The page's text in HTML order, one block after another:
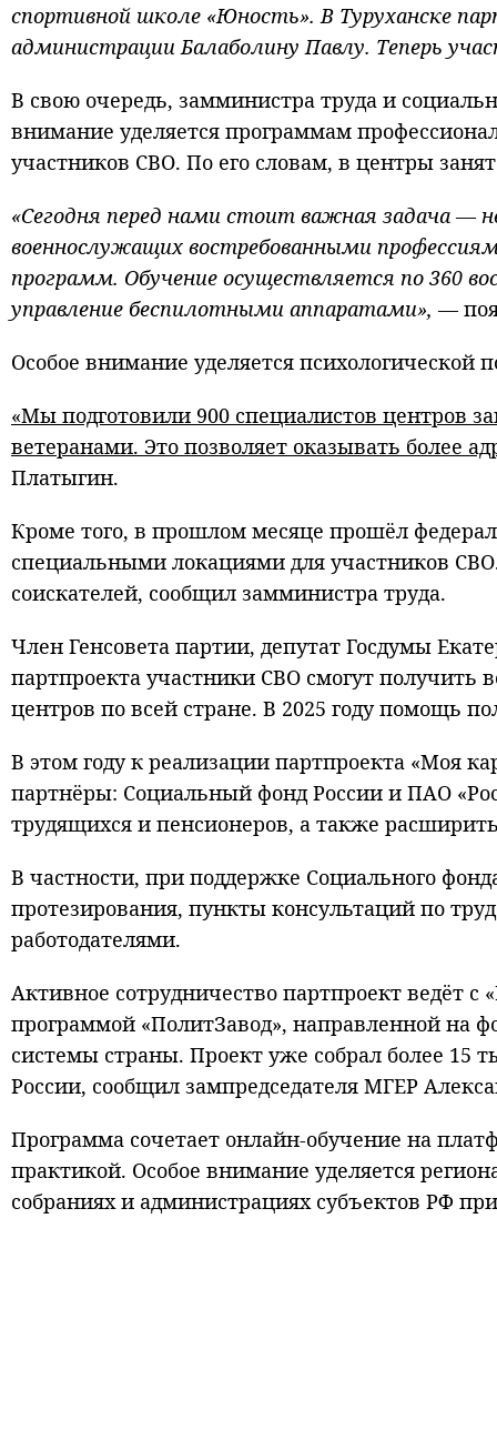
спортивной школе «Юность». В Туруханске
администрации Балаболину Павлу. Теперь
В свою очередь, замминистра труда и
внимание уделяется программам
участников СВО. По его словам, в центры
«Сегодня перед нами стоит важная задача —
военнослужащих востребованными
программ. Обучение осуществляется по 360
управление беспилотными аппаратами», —
Особое внимание уделяется
«Мы подготовили 900 специалистов центров
ветеранами. Это позволяет оказывать более
Платыгин.
Кроме того, в прошлом месяце прошёл
специальными локациями для участников
соискателей, сообщил замминистра труда.
Член Генсовета партии, депутат Госдумы
партпроекта участники СВО смогут получить
центров по всей стране. В 2025 году помощь
В этом году к реализации партпроекта «Моя
партнёры: Социальный фонд России и ПАО
трудящихся и пенсионеров, а также
В частности, при поддержке Социального
протезирования, пункты консультаций по
работодателями.
Активное сотрудничество партпроект ведёт
программой «ПолитЗавод», направленной на
системы страны. Проект уже собрал более 15
России, сообщил зампредседателя МГЕР
Программа сочетает онлайн-обучение на
практикой. Особое внимание уделяется
собраниях и администрациях субъектов РФ